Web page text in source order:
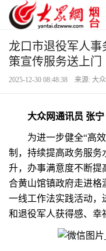
龙口市退役军人事
策宣传服务送上门
2025-12-30 08:48:38 来源: 大
大众网通讯员 张
为进一步健全“高效
制，持续提高政务服务
升，办事满意度不断提
合黄山馆镇政府走进格
一线工作法实践活动，
和退役军人获得感、幸